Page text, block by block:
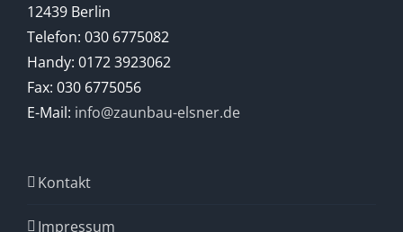
12439 Berlin
Telefon: 030 6775082
Handy: 0172 3923062
Fax: 030 6775056
E-Mail: info@zaunbau-elsner.de
Kontakt
Impressum